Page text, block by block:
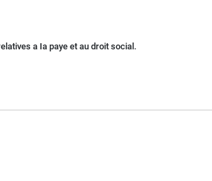
a Ia paye et au droit social.